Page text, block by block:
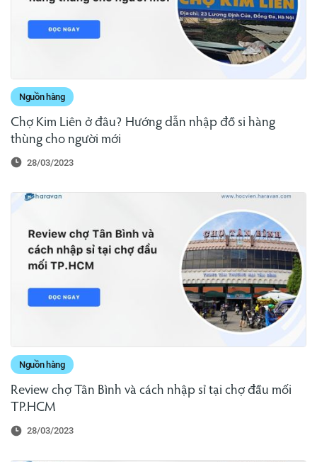
Nguồn hàng
Chợ Kim Liên ở đâu? Hướng dẫn nhập đồ si hàng
thùng cho người mới
28/03/2023
Nguồn hàng
Review chợ Tân Bình và cách nhập sỉ tại chợ đầu mối
TP.HCM
28/03/2023